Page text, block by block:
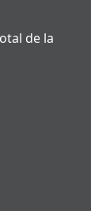
de la